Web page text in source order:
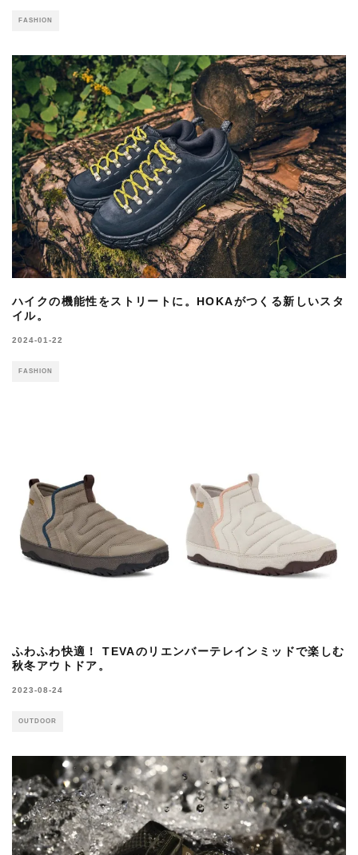
FASHION
ハイクの機能性をストリートに。HOKAがつくる新しいスタ
イル。
2024-01-22
FASHION
ふわふわ快適！ TEVAのリエンバーテレインミッドで楽しむ
秋冬アウトドア。
2023-08-24
OUTDOOR